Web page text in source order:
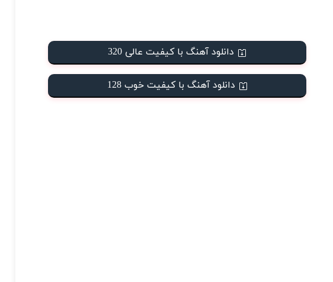
دانلود آهنگ با کیفیت عالی 320
دانلود آهنگ با کیفیت خوب 128